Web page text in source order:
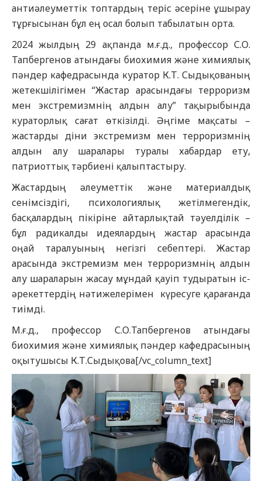
антиәлеуметтік топтардың теріс әсеріне ұшырау
тұрғысынан бұл ең осал болып табылатын орта.
2024 жылдың 29 ақпанда м.ғ.д., профессор С.О.
Тапбергенов атындағы биохимия және химиялық
пәндер кафедрасында куратор К.Т. Сыдықованың
жетекшілігімен “Жастар арасындағы терроризм
мен экстремизмнің алдын алу” тақырыбында
кураторлық сағат өткізілді. Әңгіме мақсаты –
жастарды діни экстремизм мен терроризмнің
алдын алу шаралары туралы хабардар ету,
патриоттық тәрбиені қалыптастыру.
Жастардың әлеуметтік және материалдық
сенімсіздігі, психологиялық жетілмегендік,
басқалардың пікіріне айтарлықтай тәуелділік –
бұл радикалды идеялардың жастар арасында
оңай таралуының негізгі себептері. Жастар
арасында экстремизм мен терроризмнің алдын
алу шараларын жасау мұндай қауіп тудыратын іс-
әрекеттердің нәтижелерімен күресуге қарағанда
тиімді.
М.ғ.д., профессор С.О.Тапбергенов атындағы
биохимия және химиялық пәндер кафедрасының
оқытушысы К.Т.Сыдықова[/vc_column_text]